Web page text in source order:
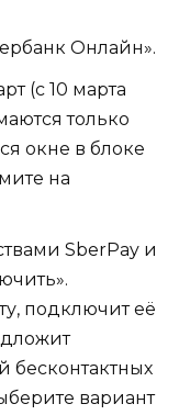
Онлайн».
(с 10 марта
только
окне в блоке
на
SberPay и
подключит её
бесконтактных
вариант